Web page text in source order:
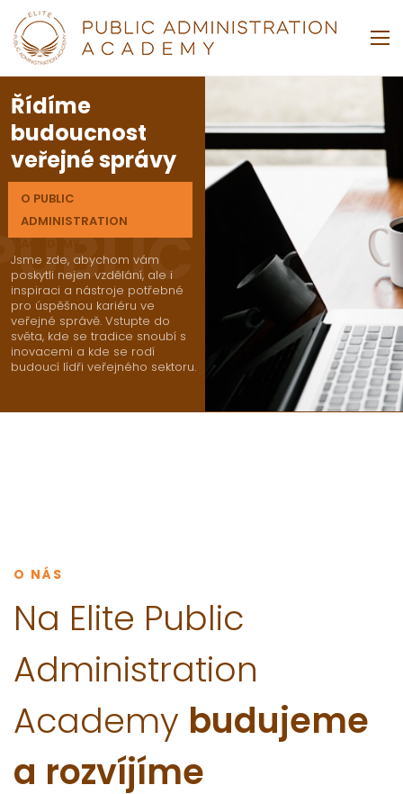
Řídíme
budoucnost
veřejné správy
O PUBLIC
ADMINISTRATION
ACADEMY
Jsme zde, abychom vám
poskytli nejen vzdělání, ale i
inspiraci a nástroje potřebné
pro úspěšnou kariéru ve
veřejné správě. Vstupte do
světa, kde se tradice snoubí s
inovacemi a kde se rodí
budoucí lídři veřejného sektoru.
O NÁS
Na Elite Public
Administration
Academy budujeme
a rozvíjíme